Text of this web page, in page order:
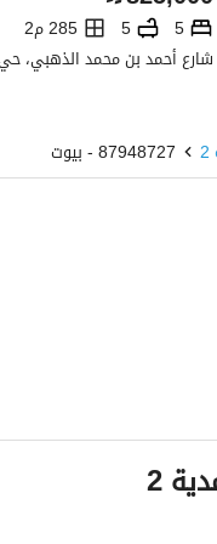
5
5 285 م2
87948727 - بيوت
2